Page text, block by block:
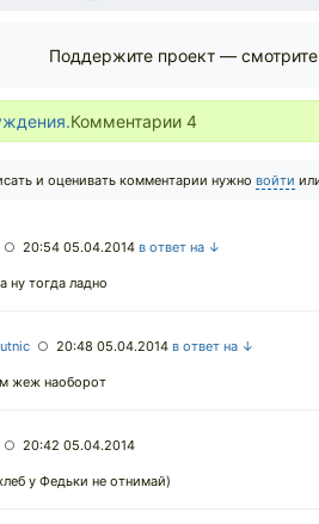
Поддержите проект —
Комментарии 4
и оценивать комментарии нужно войти
○ 20:54 05.04.2014 в ответ на ↓
а ну тогда ладно
○ 20:48 05.04.2014 в ответ на ↓
жеж наоборот
○ 20:42 05.04.2014
у Федьки не отнимай)